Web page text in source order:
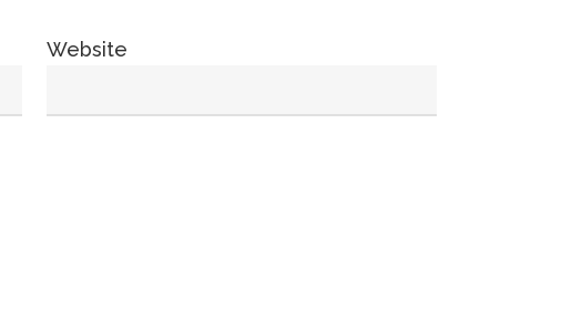
Website